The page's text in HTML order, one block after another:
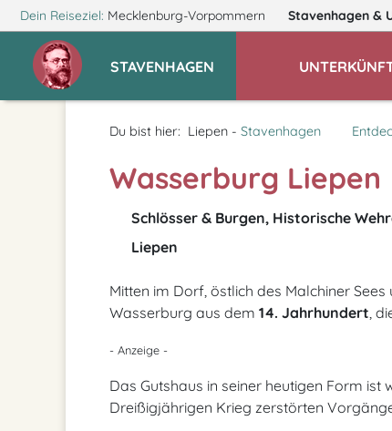
Dein Reiseziel: Mecklenburg-Vorpommern Stavenhagen &
STAVENHAGEN
Du bist hier: Liepen - Stavenhagen
Wasserburg Liepen
Schlösser & Burgen, Historische
Liepen
Mitten im Dorf, östlich des Malchiner
Wasserburg aus dem 14. Jahrhundert,
- Anzeige -
Das Gutshaus in seiner heutigen Form ist
Dreißigjährigen Krieg zerstörten